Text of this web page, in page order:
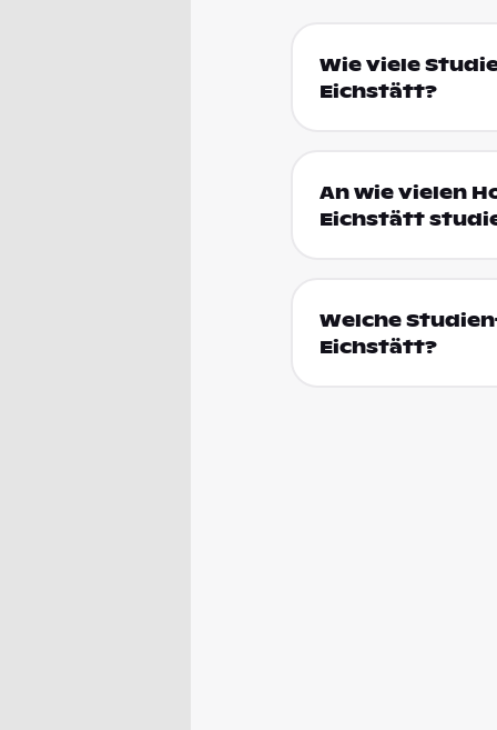
Wie viele
Eichstätt?
An wie vielen
Eichstätt
Welche
Eichstätt?